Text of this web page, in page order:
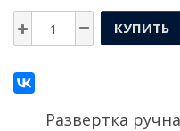
КУПИТЬ
Развертка